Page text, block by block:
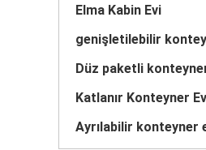
Elma Kabin Evi
genişletilebilir
Düz paketli
Katlanır Konteyner Ev
Ayrılabilir konteyner